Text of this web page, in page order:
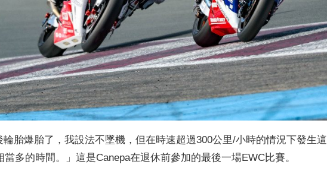
胎爆胎了，我設法不墜機，但在時速超過300公里/小時的情況下發生這
多的時間。」這是Canepa在退休前參加的最後一場EWC比賽。